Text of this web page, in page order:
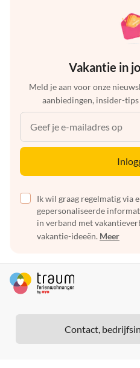
Vakantie in
Meld je aan voor onze
aanbiedingen, insider-
Ik wil graag regelmatig via
gepersonaliseerde
in verband met
vakantie-ideeën. Meer
Contact,